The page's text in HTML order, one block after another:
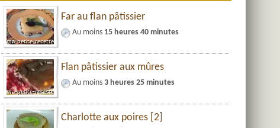
Far au flan pâtissier
Au moins 15 heures 40 minutes
Flan pâtissier aux mûres
Au moins 3 heures 25 minutes
Charlotte aux poires [2]